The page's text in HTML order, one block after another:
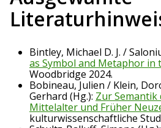
Bintley, Michael D. J. /
as Symbol and Metaphor in
Woodbridge 2024.
Bobineau, Julien / Klein,
Gerhard (Hg.): Zur Semantik
Mittelalter und Früher
kulturwissenschaftliche